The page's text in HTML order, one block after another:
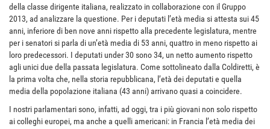
della classe dirigente italiana, realizzato in collaborazione con il Gruppo
2013, ad analizzare la questione. Per i deputati l’età media si attesta sui 45
anni, inferiore di ben nove anni rispetto alla precedente legislatura, mentre
per i senatori si parla di un’età media di 53 anni, quattro in meno rispetto ai
loro predecessori. I deputati under 30 sono 34, un netto aumento rispetto
agli unici due della passata legislatura. Come sottolineato dalla Coldiretti, è
la prima volta che, nella storia repubblicana, l’età dei deputati e quella
media della popolazione italiana (43 anni) arrivano quasi a coincidere.
I nostri parlamentari sono, infatti, ad oggi, tra i più giovani non solo rispetto
ai colleghi europei, ma anche a quelli americani: in Francia l’età media dei